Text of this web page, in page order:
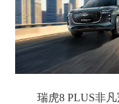
瑞虎8 PLUS非